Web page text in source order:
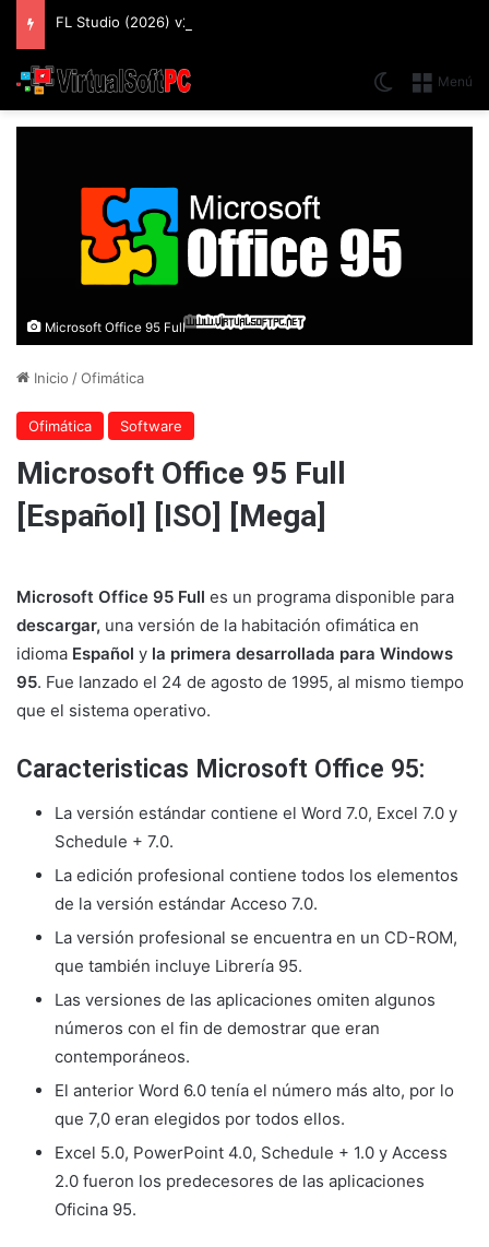
Menú
Switch skin
Microsoft Office 95 Full
Inicio /Ofimática
Ofimática Software
Microsoft Office 95 Full
[Español] [ISO] [Mega]
Microsoft Office 95 Full es un programa disponible para
descargar, una versión de la habitación ofimática en
idioma Español y la primera desarrollada para Windows
95. Fue lanzado el 24 de agosto de 1995, al mismo tiempo
que el sistema operativo.
Caracteristicas Microsoft Office 95:
La versión estándar contiene el Word 7.0, Excel 7.0 y
Schedule + 7.0.
La edición profesional contiene todos los elementos
de la versión estándar Acceso 7.0.
La versión profesional se encuentra en un CD-ROM,
que también incluye Librería 95.
Las versiones de las aplicaciones omiten algunos
números con el fin de demostrar que eran
contemporáneos.
El anterior Word 6.0 tenía el número más alto, por lo
que 7,0 eran elegidos por todos ellos.
Excel 5.0, PowerPoint 4.0, Schedule + 1.0 y Access
2.0 fueron los predecesores de las aplicaciones
Oficina 95.